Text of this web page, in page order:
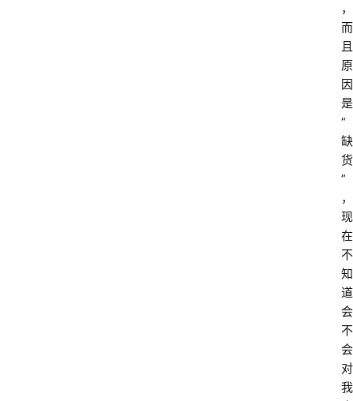
，
而
且
原
因
是
“
缺
货
”
，
现
在
不
知
道
会
不
会
对
我